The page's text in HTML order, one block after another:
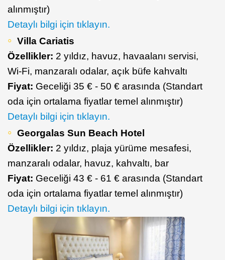
alınmıştır)
Detaylı bilgi için tıklayın.
Villa Cariatis
Özellikler: 2 yıldız, havuz, havaalanı servisi,
Wi-Fi, manzaralı odalar, açık büfe kahvaltı
Fiyat: Geceliği 35 € - 50 € arasında (Standart
oda için ortalama fiyatlar temel alınmıştır)
Detaylı bilgi için tıklayın.
Georgalas Sun Beach Hotel
Özellikler: 2 yıldız, plaja yürüme mesafesi,
manzaralı odalar, havuz, kahvaltı, bar
Fiyat: Geceliği 43 € - 61 € arasında (Standart
oda için ortalama fiyatlar temel alınmıştır)
Detaylı bilgi için tıklayın.